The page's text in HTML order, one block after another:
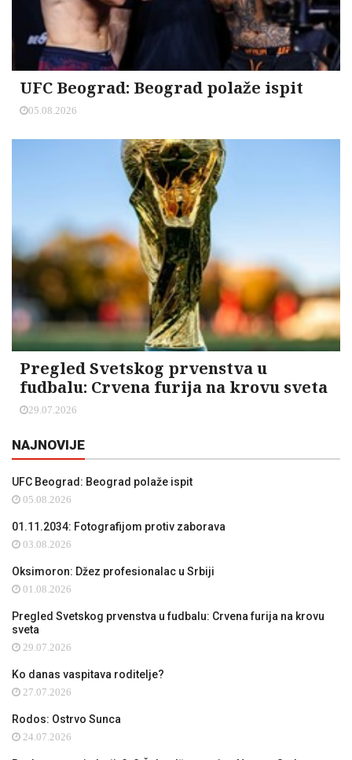
UFC Beograd: Beograd polaže ispit
05.08.2026
Pregled Svetskog prvenstva u
fudbalu: Crvena furija na krovu sveta
29.07.2026
NAJNOVIJE
UFC Beograd: Beograd polaže ispit
05.08.2026
01.11.2034: Fotografijom protiv zaborava
03.08.2026
Oksimoron: Džez profesionalac u Srbiji
01.08.2026
Pregled Svetskog prvenstva u fudbalu: Crvena furija na krovu
sveta
29.07.2026
Ko danas vaspitava roditelje?
27.07.2026
Rodos: Ostrvo Sunca
24.07.2026